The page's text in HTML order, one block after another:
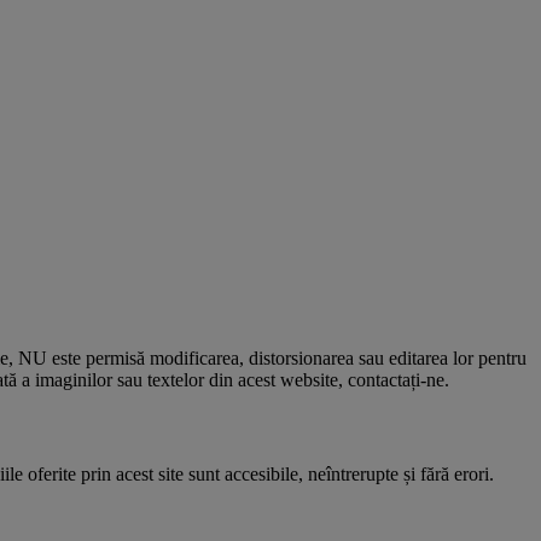
este permisă modificarea, distorsionarea sau editarea lor pentru
a imaginilor sau textelor din acest website, contactați-ne.
oferite prin acest site sunt accesibile, neîntrerupte și fără erori.